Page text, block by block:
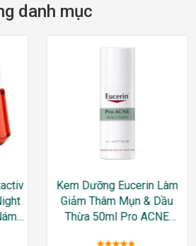
danh mục
Kem Dưỡng Eucerin Làm
Giảm Thâm Mụn & Dầu
Thừa 50ml Pro ACNE